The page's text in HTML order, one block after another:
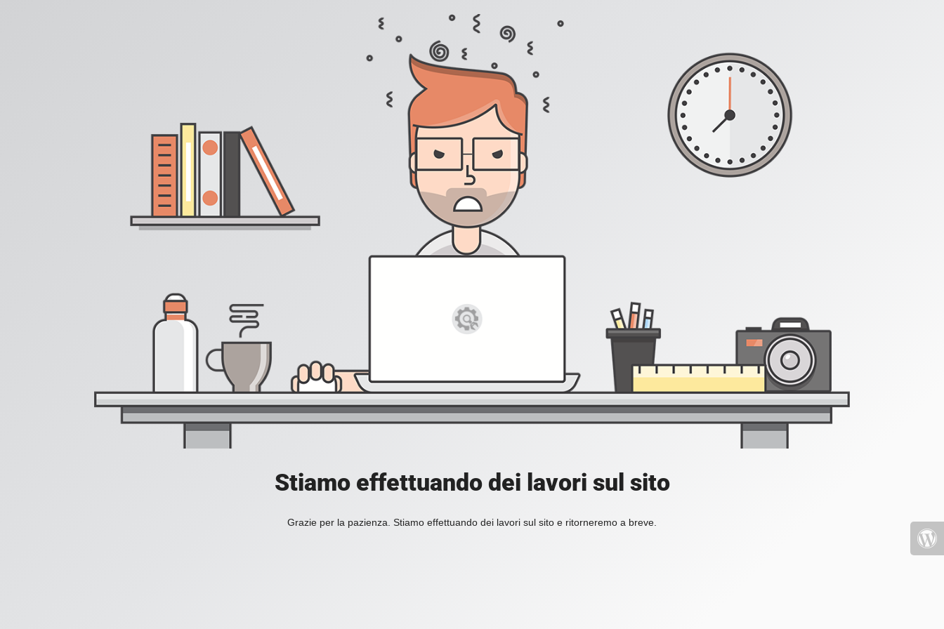
Stiamo effettuando dei lavori sul sito
Grazie per la pazienza. Stiamo effettuando dei lavori sul sito e ritorneremo a breve.